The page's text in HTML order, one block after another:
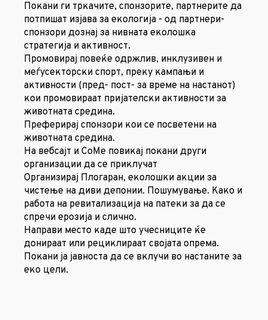
Покани ги тркачите, спонзорите, партнерите да
потпишат изјава за екологија - од партнери-
спонзори дознај за нивната еколошка
стратегија и активност.
Промовирај повеќе одржлив, инклузивен и
меѓусекторски спорт, преку кампањи и
активности (пред- пост- за време на настанот)
кои промовираат пријателски активности за
животната средина.
Преферирај спонзори кои се посветени на
животната средина.
На вебсајт и СоМе повикај покани други
организации да се приклучат
Организирај Плогаран, еколошки акции за
чистење на диви депонии. Пошумување. Како и
работа на ревитализација на патеки за да се
спречи ерозија и слично.
Направи место каде што учесниците ќе
донираат или рециклираат својата опрема.
Покани ја јавноста да се вклучи во настаните за
еко цели.